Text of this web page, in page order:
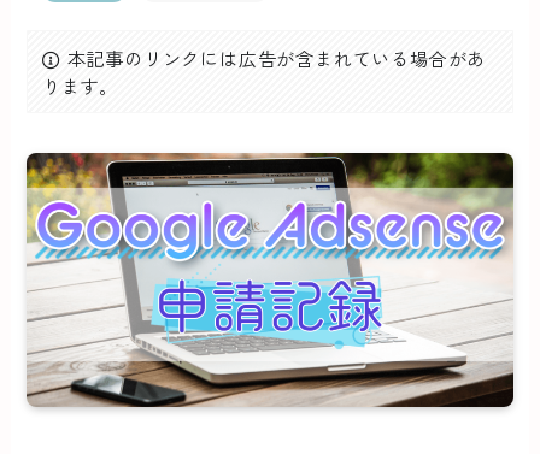
本記事のリンクには広告が含まれている場合があ
ります。